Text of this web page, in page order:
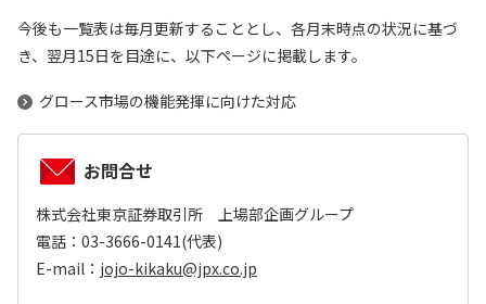
今後も一覧表は毎月更新することとし、各月末時点の状況に基づ
き、翌月15日を目途に、以下ページに掲載します。
グロース市場の機能発揮に向けた対応
お問合せ
株式会社東京証券取引所 上場部企画グループ
電話：03-3666-0141(代表)
E-mail： jojo-kikaku@jpx.co.jp